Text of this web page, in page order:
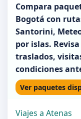
Compara
Bogotá con
Santorini,
por islas.
traslados,
condiciones
Ver paquetes
Viajes a Atenas